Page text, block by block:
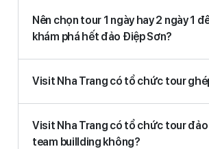
Nên chọn tour 1 ngày hay 2 ngày 1
khám phá hết đảo Điệp Sơn?
Visit Nha Trang có tổ chức tour
Visit Nha Trang có tổ chức tour
team buillding không?